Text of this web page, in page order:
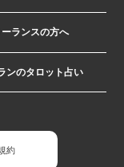
ーランスの方へ
ンのタロット占い
約